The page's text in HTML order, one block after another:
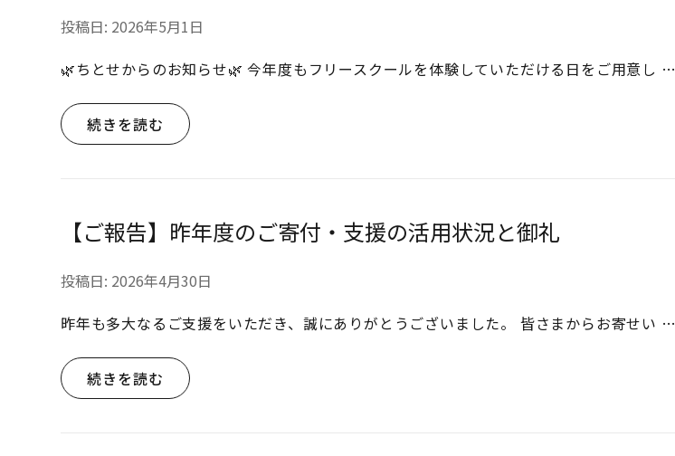
投稿日: 2026年5月1日
🌿ちとせからのお知らせ🌿 今年度もフリースクールを体験していただける日をご用意し …
続きを読む
【ご報告】昨年度のご寄付・支援の活用状況と御礼
投稿日: 2026年4月30日
昨年も多大なるご支援をいただき、誠にありがとうございました。 皆さまからお寄せい …
続きを読む